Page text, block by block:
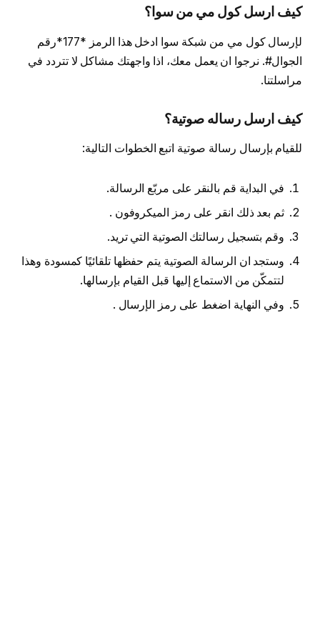
كيف ارسل كول مي من سوا؟
لإرسال كول مي من شبكة سوا ادخل هذا الرمز *177*رقم
الجوال#. نرجوا ان يعمل معك، اذا واجهتك مشاكل لا تتردد في
مراسلتنا.
كيف ارسل رساله صوتية؟
للقيام بإرسال رسالة صوتية اتبع الخطوات التالية:
في البداية قم بالنقر على مربّع الرسالة.
ثم بعد ذلك انقر على رمز الميكروفون .
وقم بتسجيل رسالتك الصوتية التي تريد.
وستجد ان الرسالة الصوتية يتم حفظها تلقائيًا كمسودة وهذا
لتتمكّن من الاستماع إليها قبل القيام بإرسالها.
وفي النهاية اضغط على رمز الإرسال .